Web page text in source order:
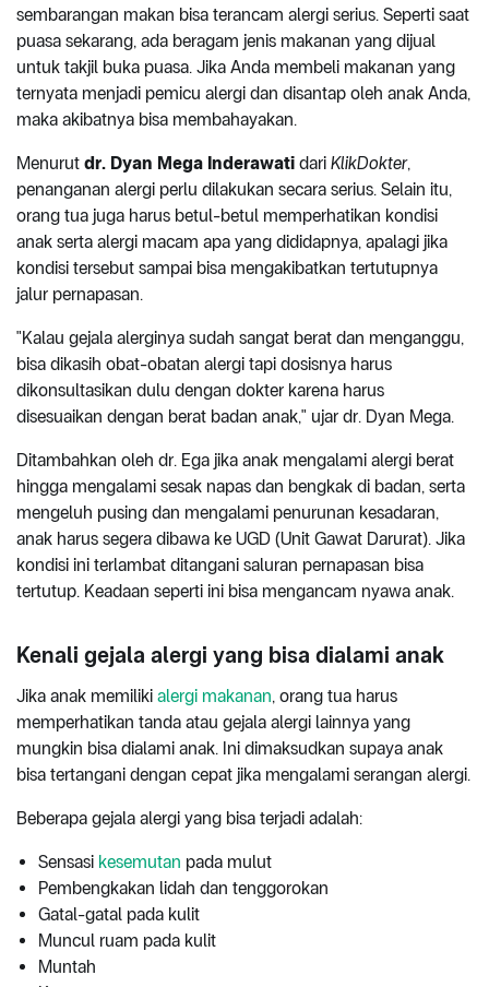
sembarangan makan bisa terancam alergi serius. Seperti saat
puasa sekarang, ada beragam jenis makanan yang dijual
untuk takjil buka puasa. Jika Anda membeli makanan yang
ternyata menjadi pemicu alergi dan disantap oleh anak Anda,
maka akibatnya bisa membahayakan.
Menurut dr. Dyan Mega Inderawati dari KlikDokter,
penanganan alergi perlu dilakukan secara serius. Selain itu,
orang tua juga harus betul-betul memperhatikan kondisi
anak serta alergi macam apa yang dididapnya, apalagi jika
kondisi tersebut sampai bisa mengakibatkan tertutupnya
jalur pernapasan.
"Kalau gejala alerginya sudah sangat berat dan menganggu,
bisa dikasih obat-obatan alergi tapi dosisnya harus
dikonsultasikan dulu dengan dokter karena harus
disesuaikan dengan berat badan anak," ujar dr. Dyan Mega.
Ditambahkan oleh dr. Ega jika anak mengalami alergi berat
hingga mengalami sesak napas dan bengkak di badan, serta
mengeluh pusing dan mengalami penurunan kesadaran,
anak harus segera dibawa ke UGD (Unit Gawat Darurat). Jika
kondisi ini terlambat ditangani saluran pernapasan bisa
tertutup. Keadaan seperti ini bisa mengancam nyawa anak.
Kenali gejala alergi yang bisa dialami anak
Jika anak memiliki alergi makanan, orang tua harus
memperhatikan tanda atau gejala alergi lainnya yang
mungkin bisa dialami anak. Ini dimaksudkan supaya anak
bisa tertangani dengan cepat jika mengalami serangan alergi.
Beberapa gejala alergi yang bisa terjadi adalah:
Sensasi kesemutan pada mulut
Pembengkakan lidah dan tenggorokan
Gatal-gatal pada kulit
Muncul ruam pada kulit
Muntah